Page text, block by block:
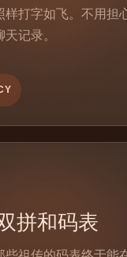
样打字如飞。不用担
记录。
拼和码表